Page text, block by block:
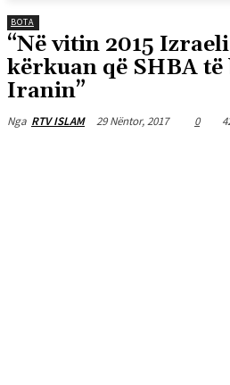
BOTA
“Në vitin 2015
kërkuan që SHBA
Iranin”
Nga RTV ISLAM 29 Nëntor, 2017 0